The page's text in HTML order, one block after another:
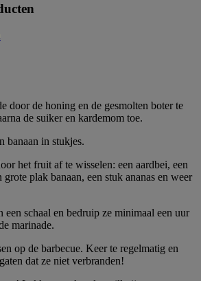
door de honing en de gesmolten boter te
de suiker en kardemom toe.
banaan in stukjes.
het fruit af te wisselen: een aardbei, een
grote plak banaan, een stuk ananas en weer
een schaal en bedruip ze minimaal een uur
marinade.
op de barbecue. Keer te regelmatig en
dat ze niet verbranden!